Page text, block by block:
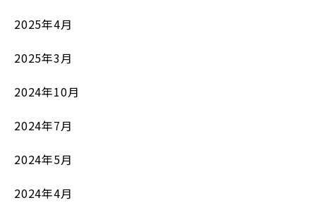
2025年4月
2025年3月
2024年10月
2024年7月
2024年5月
2024年4月